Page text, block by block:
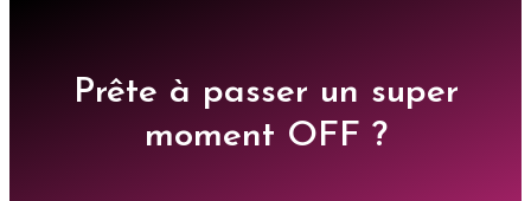
Prête à passer un super
moment OFF ?